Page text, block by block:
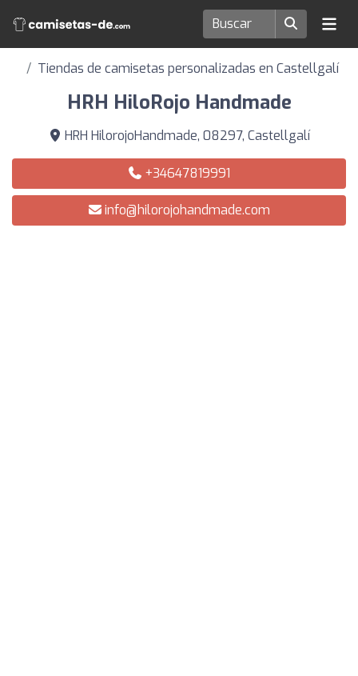
Tiendas de camisetas personalizadas en Castellgalí
HRH HiloRojo Handmade
HRH HilorojoHandmade, 08297, Castellgalí
+34647819991
info@hilorojohandmade.com